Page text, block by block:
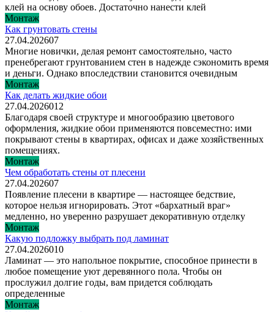
клей на основу обоев. Достаточно нанести клей
Монтаж
Как грунтовать стены
27.04.202607
Многие новички, делая ремонт самостоятельно, часто
пренебрегают грунтованием стен в надежде сэкономить время
и деньги. Однако впоследствии становится очевидным
Монтаж
Как делать жидкие обои
27.04.2026012
Благодаря своей структуре и многообразию цветового
оформления, жидкие обои применяются повсеместно: ими
покрывают стены в квартирах, офисах и даже хозяйственных
помещениях.
Монтаж
Чем обработать стены от плесени
27.04.202607
Появление плесени в квартире — настоящее бедствие,
которое нельзя игнорировать. Этот «бархатный враг»
медленно, но уверенно разрушает декоративную отделку
Монтаж
Какую подложку выбрать под ламинат
27.04.2026010
Ламинат — это напольное покрытие, способное принести в
любое помещение уют деревянного пола. Чтобы он
прослужил долгие годы, вам придется соблюдать
определенные
Монтаж